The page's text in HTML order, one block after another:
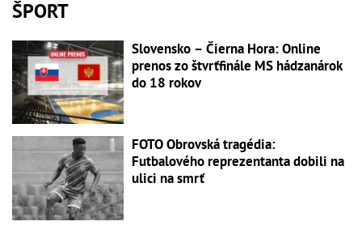
ŠPORT
Slovensko – Čierna Hora: Online
prenos zo štvrťfinále MS hádzanárok
do 18 rokov
FOTO Obrovská tragédia:
Futbalového reprezentanta dobili na
ulici na smrť